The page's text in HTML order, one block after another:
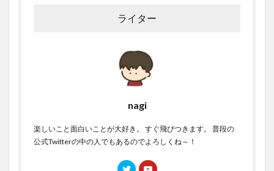
ライター
nagi
楽しいこと面白いことが大好き。 すぐ飛びつきます。 普段の
公式Twitterの中の人でもあるのでよろしくね～！